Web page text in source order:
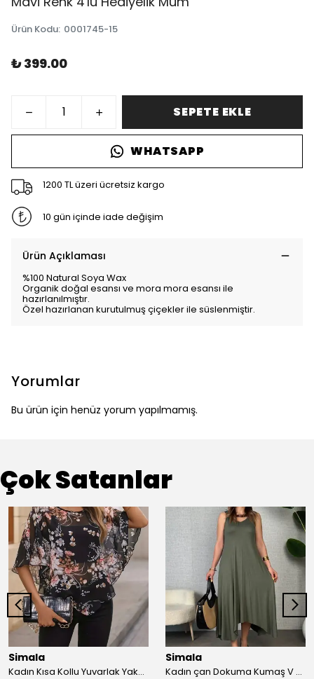
Ürün Kodu: 0001745-15
₺ 399.00
SEPETE EKLE
WHATSAPP
1200 TL üzeri ücretsiz kargo
10 gün içinde iade değişim
Ürün Açıklaması
%100 Natural Soya Wax
Organik doğal esansı ve mora mora esansı ile
hazırlanılmıştır.
Özel hazırlanan kurutulmuş çiçekler ile süslenmiştir.
Yorumlar
Bu ürün için henüz yorum yapılmamış.
Çok Satanlar
Simala
Kadın Kısa Kollu Yuvarlak Yaka çiçek Baskılı Asimetrik Kesim şifon Bluz
Simala
Kadın çan Dokuma Kumaş V Yaka Asimetrik Kesim Elbise